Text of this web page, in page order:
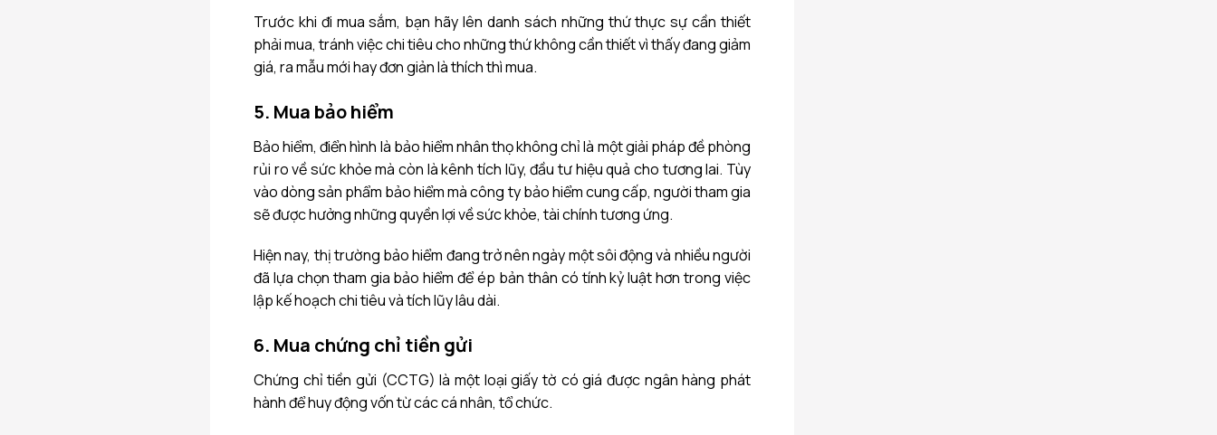
Trước khi đi mua sắm, bạn hãy lên danh sách những thứ thực sự cần thiết
phải mua, tránh việc chi tiêu cho những thứ không cần thiết vì thấy đang giảm
giá, ra mẫu mới hay đơn giản là thích thì mua.
5. Mua bảo hiểm
Bảo hiểm, điển hình là bảo hiểm nhân thọ không chỉ là một giải pháp đề phòng
rủi ro về sức khỏe mà còn là kênh tích lũy, đầu tư hiệu quả cho tương lai. Tùy
vào dòng sản phẩm bảo hiểm mà công ty bảo hiểm cung cấp, người tham gia
sẽ được hưởng những quyền lợi về sức khỏe, tài chính tương ứng.
Hiện nay, thị trường bảo hiểm đang trở nên ngày một sôi động và nhiều người
đã lựa chọn tham gia bảo hiểm để ép bản thân có tính kỷ luật hơn trong việc
lập kế hoạch chi tiêu và tích lũy lâu dài.
6. Mua chứng chỉ tiền gửi
Chứng chỉ tiền gửi (CCTG) là một loại giấy tờ có giá được ngân hàng phát
hành để huy động vốn từ các cá nhân, tổ chức.